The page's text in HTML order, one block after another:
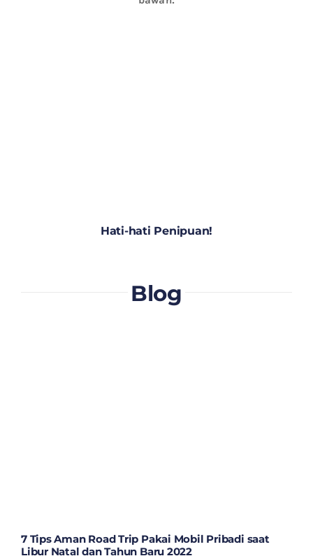
Hati-hati Penipuan!
Blog
7 Tips Aman Road Trip Pakai Mobil Pribadi saat
Libur Natal dan Tahun Baru 2022